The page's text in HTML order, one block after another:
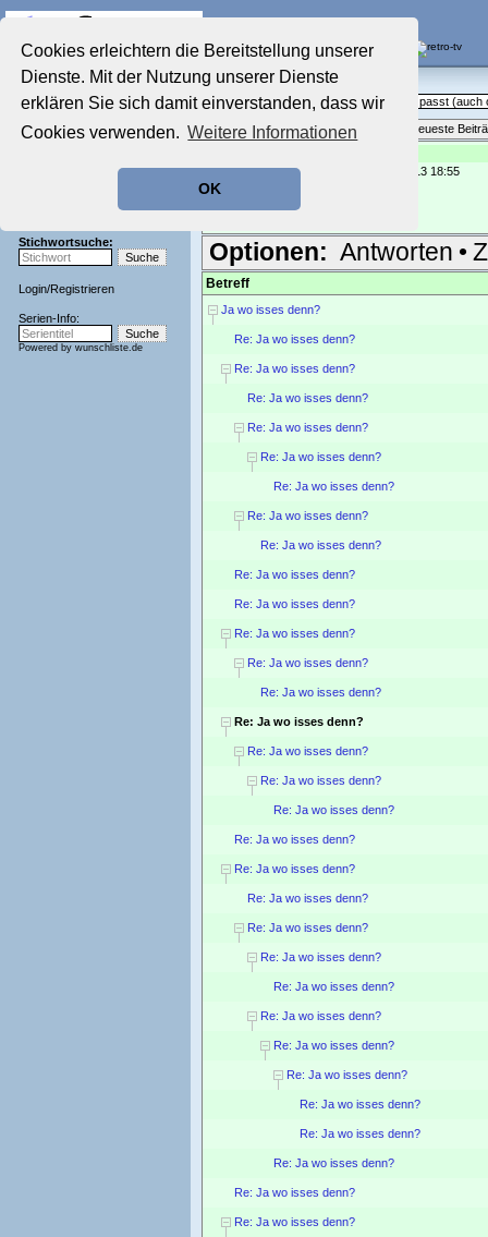
Cookies erleichtern die Bereitstellung unserer
Dienste. Mit der Nutzung unserer Dienste
erklären Sie sich damit einverstanden, dass wir
Cookies verwenden. Weitere Informationen
OK
Startseite
Aktuelles Forum
Film-Forum
Zeichentrick-Forum
Stichwortsuche:
Login/Registrieren
Serien-Info:
Powered by wunschliste.de
Sendeschluss!
Off Topic - Alles, was woanders nicht passt (auch
Themenübersicht • Neues Thema
Neueste
geschrieben von:
, 15.07.13 18:55
ach , kein Kaiserschnitt ?
Optionen: Antworten •
Betreff
Ja wo isses denn?
Re: Ja wo isses denn?
Re: Ja wo isses denn?
Re: Ja wo isses denn?
Re: Ja wo isses denn?
Re: Ja wo isses denn?
Re: Ja wo isses denn?
Re: Ja wo isses denn?
Re: Ja wo isses denn?
Re: Ja wo isses denn?
Re: Ja wo isses denn?
Re: Ja wo isses denn?
Re: Ja wo isses denn?
Re: Ja wo isses denn?
Re: Ja wo isses denn?
Re: Ja wo isses denn?
Re: Ja wo isses denn?
Re: Ja wo isses denn?
Re: Ja wo isses denn?
Re: Ja wo isses denn?
Re: Ja wo isses denn?
Re: Ja wo isses denn?
Re: Ja wo isses denn?
Re: Ja wo isses denn?
Re: Ja wo isses denn?
Re: Ja wo isses denn?
Re: Ja wo isses denn?
Re: Ja wo isses denn?
Re: Ja wo isses denn?
Re: Ja wo isses denn?
Re: Ja wo isses denn?
Re: Ja wo isses denn?